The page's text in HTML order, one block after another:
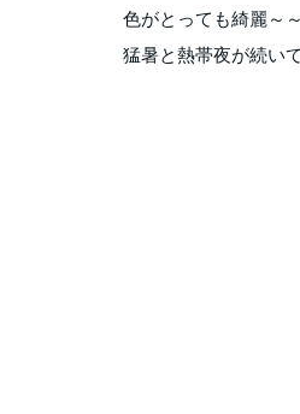
色がとっても綺麗～
猛暑と熱帯夜が続い